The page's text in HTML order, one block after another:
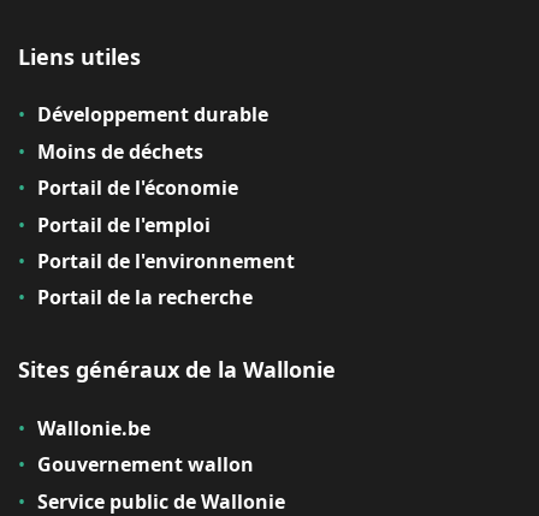
Liens utiles
Développement durable
Moins de déchets
Portail de l'économie
Portail de l'emploi
Portail de l'environnement
Portail de la recherche
Sites généraux de la Wallonie
Wallonie.be
Gouvernement wallon
Service public de Wallonie